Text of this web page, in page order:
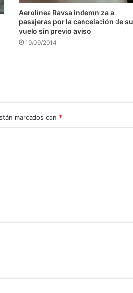
Aerolínea Ravsa indemniza a
pasajeras por la cancelación de su
vuelo sin previo aviso
19/09/2014
marcados con *